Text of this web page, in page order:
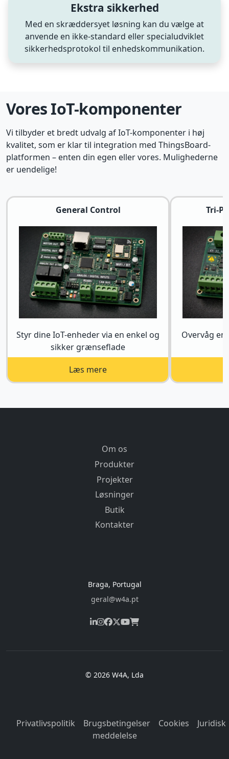
Ekstra sikkerhed
Med en skræddersyet løsning kan du vælge at
anvende en ikke-standard eller specialudviklet
sikkerhedsprotokol til enhedskommunikation.
Vores IoT-komponenter
Vi tilbyder et bredt udvalg af IoT-komponenter i høj
kvalitet, som er klar til integration med ThingsBoard-
platformen – enten din egen eller vores. Mulighederne
er uendelige!
General Control
Styr dine IoT-enheder via en enkel og
sikker grænseflade
Læs mere
Tri-
Overvåg
Om os
Produkter
Projekter
Løsninger
Butik
Kontakter
Braga, Portugal
geral@w4a.pt
© 2026 W4A, Lda
Privatlivspolitik Brugsbetingelser Cookies
Juridisk
meddelelse